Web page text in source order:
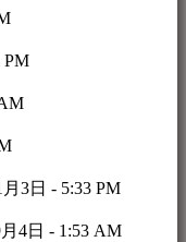
PM
月3日 - 5:33 PM
4日 - 1:53 AM